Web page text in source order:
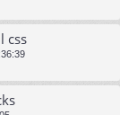
css